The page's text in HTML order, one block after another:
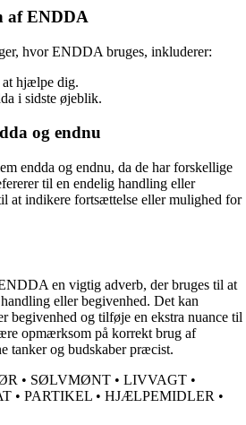
af ENDDA
hvor ENDDA bruges, inkluderer:
at hjælpe dig.
i sidste øjeblik.
og endnu
endda og endnu, da de har forskellige
til en endelig handling eller
at indikere fortsættelse eller mulighed for
en vigtig adverb, der bruges til at
eller begivenhed. Det kan
begivenhed og tilføje en ekstra nuance til
opmærksom på korrekt brug af
tanker og budskaber præcist.
• SØLVMØNT • LIVVAGT •
• PARTIKEL • HJÆLPEMIDLER •